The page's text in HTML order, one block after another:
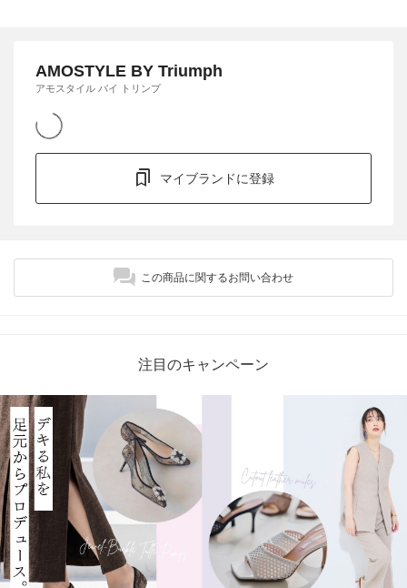
AMOSTYLE BY Triumph
アモスタイル バイ トリンプ
マイブランドに登録
この商品に関するお問い合わせ
注目のキャンペーン